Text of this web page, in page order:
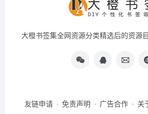
大橙书签集全网资源分类精选后的资源
友链申请 免责声明 广告合作 关